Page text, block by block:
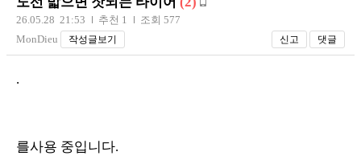
26.05.28 21:53 추천 1
조회 577
MonDieu
작성글보기 신고 댓글
.
를사용 중입니다.